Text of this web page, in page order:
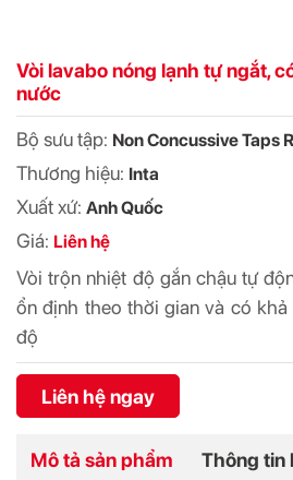
Vòi lavabo nóng lạnh tự ngắt,
nước
Bộ sưu tập: Non Concussive Taps
Thương hiệu: Inta
Xuất xứ: Anh Quốc
Giá: Liên hệ
Vòi trộn nhiệt độ gắn chậu tự
ổn định theo thời gian và có
độ
Liên hệ ngay
Mô tả sản phẩm Thông tin